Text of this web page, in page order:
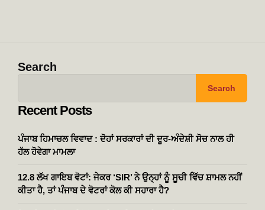
Search
Search
Recent Posts
ਪੰਜਾਬ ਹਿਮਾਚਲ ਵਿਵਾਦ : ਦੋਹਾਂ ਸਰਕਾਰਾਂ ਦੀ ਦੂਰ-ਅੰਦੇਸ਼ੀ ਸੋਚ ਨਾਲ ਹੀ
ਹੱਲ ਹੋਵੇਗਾ ਮਾਮਲਾ
12.8 ਲੱਖ ਗਾਇਬ ਵੋਟਾਂ: ਜੇਕਰ ‘SIR’ ਨੇ ਉਨ੍ਹਾਂ ਨੂੰ ਸੂਚੀ ਵਿੱਚ ਸ਼ਾਮਲ ਨਹੀਂ
ਕੀਤਾ ਹੈ, ਤਾਂ ਪੰਜਾਬ ਦੇ ਵੋਟਰਾਂ ਕੋਲ ਕੀ ਸਹਾਰਾ ਹੈ?